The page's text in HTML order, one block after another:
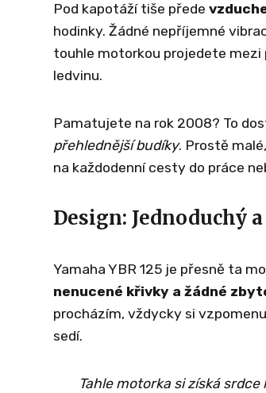
Pod kapotáží tiše přede
hodinky. Žádné nepříjemné
touhle motorkou projedete mezi
ledvinu.
Pamatujete na rok 2008? To
přehlednější budíky. Prostě
na každodenní cesty do práce
Design: Jednoduchý
Yamaha YBR 125 je přesně ta
nenucené křivky a žádné
procházím, vždycky si
sedí.
Tahle motorka si získá